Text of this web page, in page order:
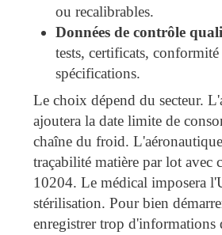
ou recalibrables.
Données de contrôle
tests, certificats, conformité
spécifications.
Le choix dépend du secteur.
ajoutera la date limite de
chaîne du froid.
traçabilité matière par lot avec
10204. Le médical imposera
stérilisation. Pour bien
enregistrer trop d'informations